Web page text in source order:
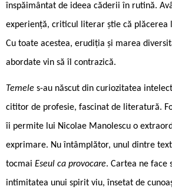
înspăimântat de ideea căderii în rutină.
experiență, criticul literar știe că plăcerea
Cu toate acestea, erudiția și marea
abordate vin să îl contrazică.
Temele s-au născut din curiozitatea
cititor de profesie, fascinat de literatură.
îi permite lui Nicolae Manolescu o
exprimare. Nu întâmplător, unul dintre
tocmai Eseul ca provocare. Cartea ne face
intimitatea unui spirit viu, însetat de